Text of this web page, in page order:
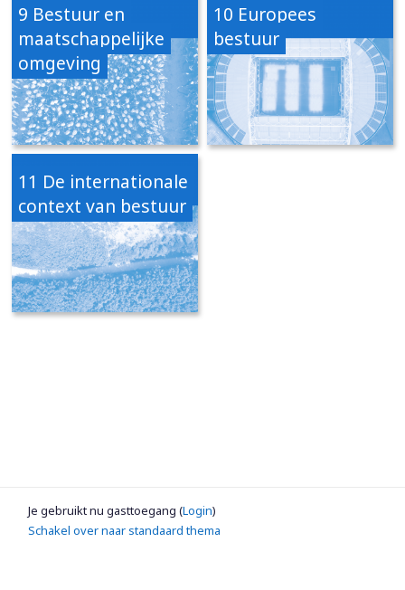
9 Bestuur en
maatschappelijke
omgeving
10 Europees
bestuur
11 De internationale
context van bestuur
Je gebruikt nu gasttoegang (Login)
Schakel over naar standaard thema